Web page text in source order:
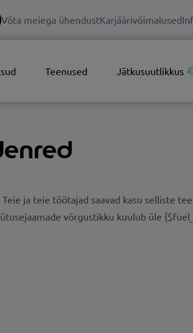
Võta meiega ühendustKarjäärivõimalused
Teenused Jätkusuutlikkus
ja teie töötajad saavad kasu selliste
võrgustikku kuulub üle